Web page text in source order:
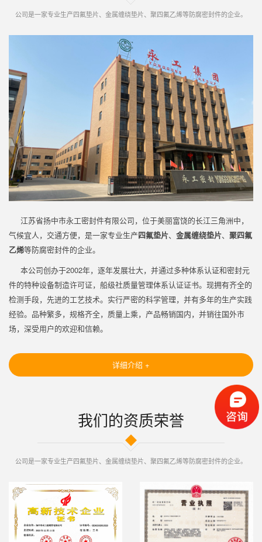
公司是一家专业生产四氟垫片、金属缠绕垫片、聚四氟乙烯等防腐密封件的企业。
江苏省扬中市永工密封件有限公司，位于美丽富饶的长江三角洲中，
气候宜人，交通方便，是一家专业生产四氟垫片、 金属缠绕垫片、 聚四氟
乙烯等防腐密封件的企业。
本公司创办于2002年，逐年发展壮大，并通过多种体系认证和密封元
件的特种设备制造许可证，船级社质量管理体系认证证书。现拥有齐全的
检测手段，先进的工艺技术。实行严密的科学管理，并有多年的生产实践
经验。品种繁多，规格齐全，质量上乘，产品畅销国内，并销往国外市
场，深受用户的欢迎和信赖。
详细介绍 +
我们的资质荣誉
公司是一家专业生产四氟垫片、金属缠绕垫片、聚四氟乙烯等防腐密封件的企业。